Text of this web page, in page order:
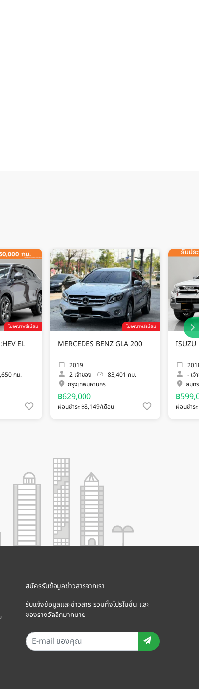
โฆษณาพรีเมียม
EL
กม.
โฆษณาพรีเมียม
MERCEDES BENZ GLA 200
2019
2 เจ้าของ
83,401 กม.
กรุงเทพมหานคร
฿629,000
ผ่อนชำระ ฿8,149/เดือน
- เจ้
สมุท
฿
ผ่อนชำร
สมัครรับข้อมูลข่าวสารจากเรา
รับแจ้งข้อมูลและข่าวสาร รวมทั้งโปรโมชั่น และ
ของรางวัลอีกมากมาย